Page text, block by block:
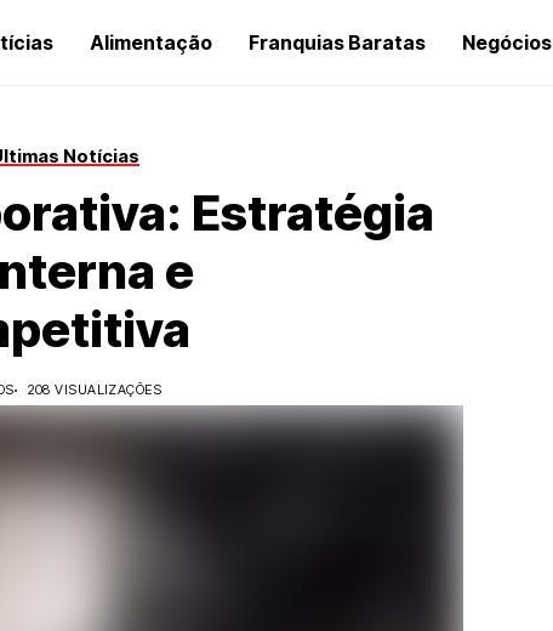
Alimentação Franquias Baratas Negócios
Notícias
Estratégia
e
208 VISUALIZAÇÕES